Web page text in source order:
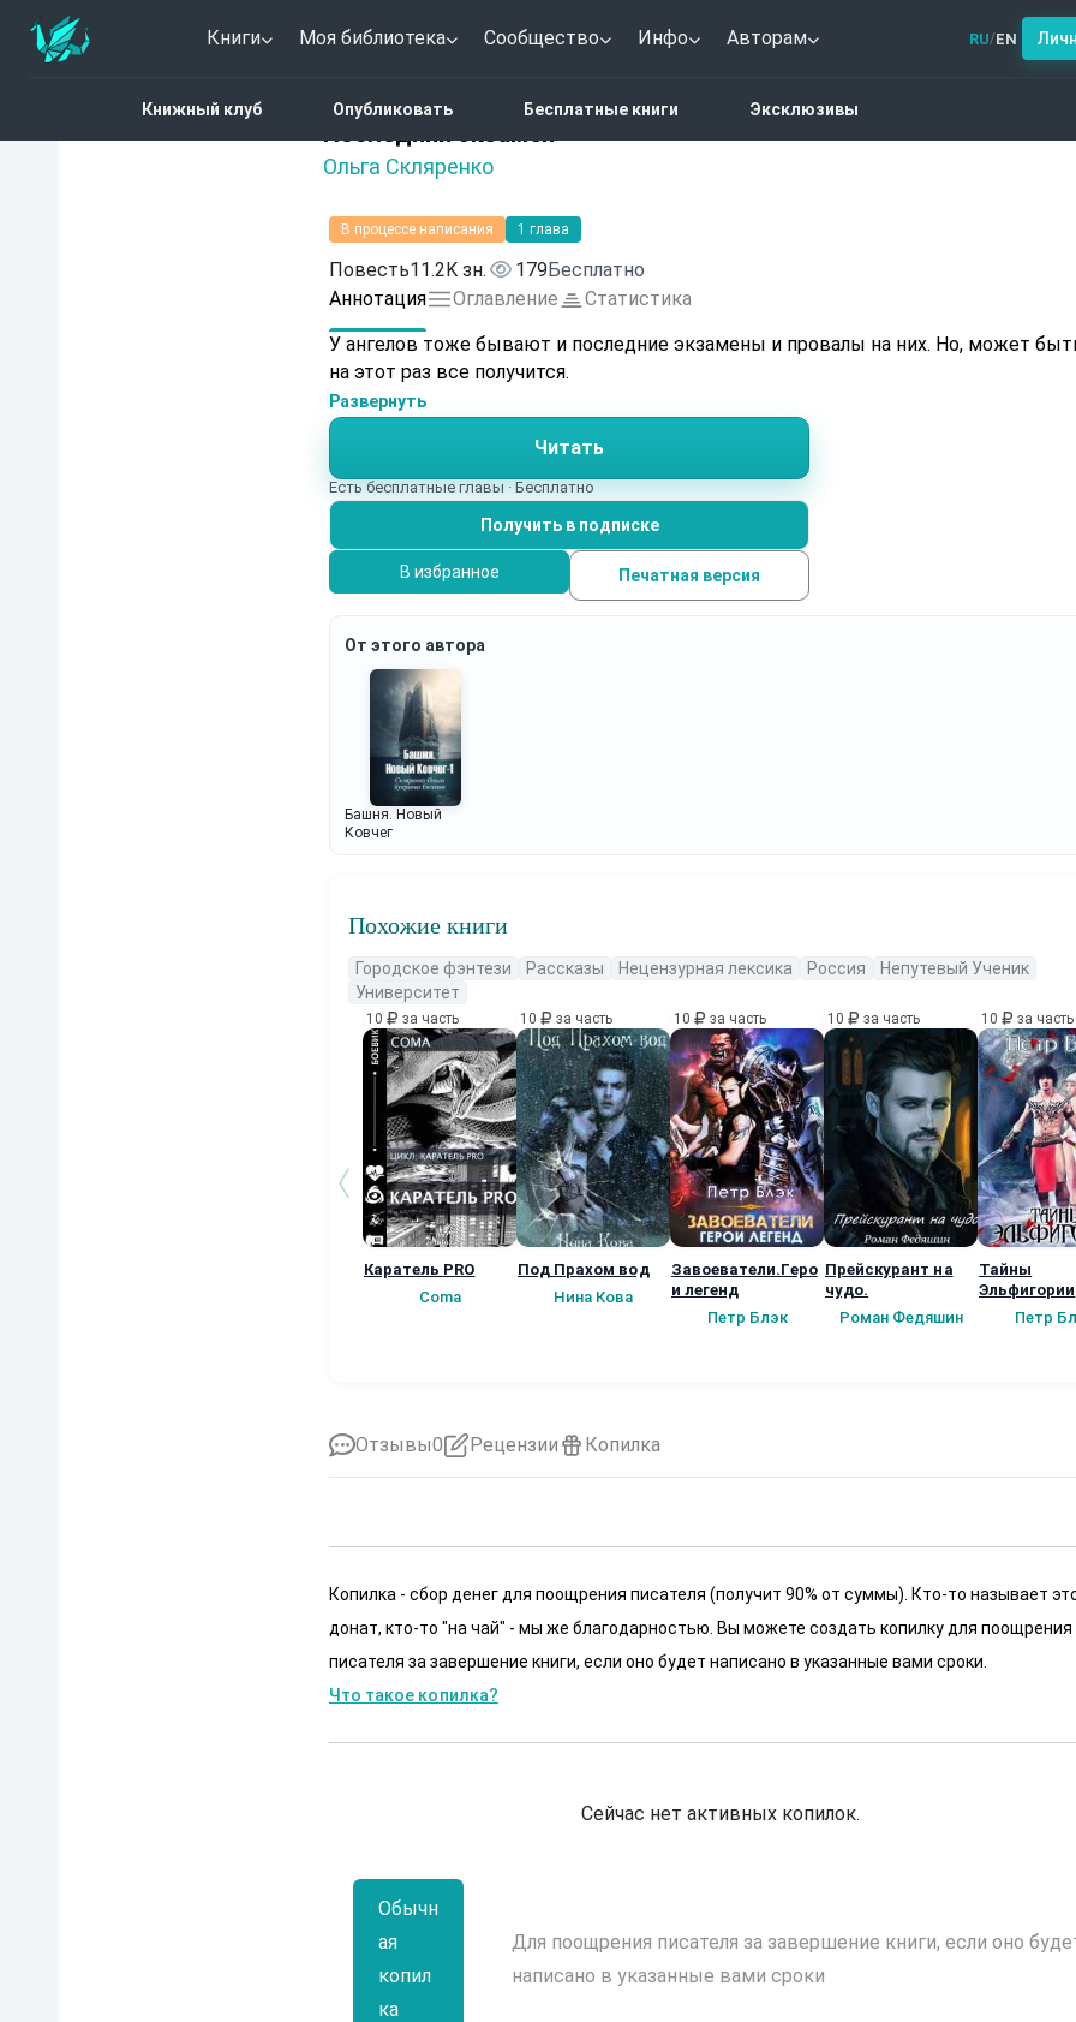
Книги Моя библиотека Сообщество Инфо Авторам RU/EN
Книжный клуб Опубликовать Бесплатные книги Эксклюзивы
Последний экзамен
Ольга Скляренко
Нет оценок
В процессе написания 1 глава
Повесть11.2K зн. 179Бесплатно
Аннотация
Оглавление
Статистика
У ангелов тоже бывают и последние экзамены и провалы на них. Но, может быть,
на этот раз все получится.
Развернуть
Читать
Есть бесплатные главы · Бесплатно
Получить в подписке
В избранное Печатная версия
От этого автора
Башня. Новый
Ковчег
Похожие книги
Городское фэнтези Рассказы Нецензурная лексика Россия
Непутевый Ученик
Университет
10 за часть
Каратель PRO
Coma
10 за часть
Под Прахом вод
Нина Кова
10 за часть
Завоеватели.Геро
и легенд
Петр Блэк
10 за часть
Прейскурант на
чудо.
Роман Федяшин
10 за часть
Тайны
Эльфигории
Петр
Отзывы0 Рецензии Копилка
Копилка - сбор денег для поощрения писателя (получит 90% от суммы). Кто-то называет
донат, кто-то "на чай" - мы же благодарностью. Вы можете создать копилку для поощрения
писателя за завершение книги, если оно будет написано в указанные вами сроки.
Что такое копилка?
Сейчас нет активных копилок.
Обычн
ая
копил
ка
Для поощрения писателя за завершение книги, если оно
написано в указанные вами сроки